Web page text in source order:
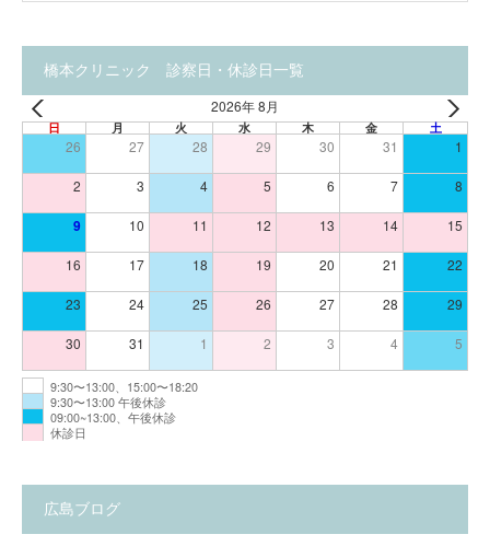
橋本クリニック 診察日・休診日一覧
2026年 8月
日 月 火 水 木 金 土
26 27 28 29 30 31 1
2 3 4 5 6 7 8
9 10 11 12 13 14 15
16 17 18 19 20 21 22
23 24 25 26 27 28 29
30 31 1 2 3 4 5
9:30〜13:00、15:00〜18:20
9:30〜13:00 午後休診
09:00~13:00、午後休診
休診日
広島ブログ